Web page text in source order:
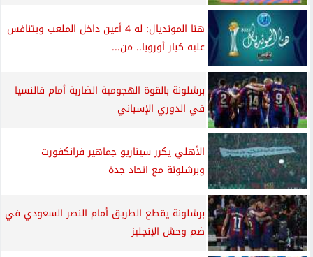
هنا المونديال: له 4 أعين داخل الملعب ويتنافس
عليه كبار أوروبا.. من...
برشلونة بالقوة الهجومية الضاربة أمام فالنسيا
في الدوري الإسباني
الأهلي يكرر سيناريو جماهير فرانكفورت
وبرشلونة مع اتحاد جدة
برشلونة يقطع الطريق أمام النصر السعودي في
ضم وحش الإنجليز